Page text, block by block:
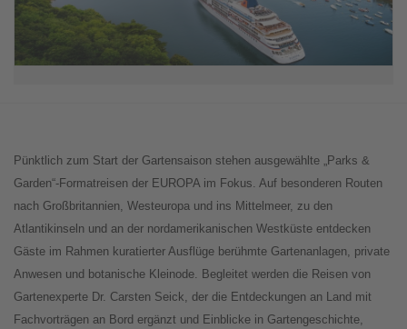
Pünktlich zum Start der Gartensaison stehen ausgewählte „Parks &
Garden“-Formatreisen der EUROPA im Fokus. Auf besonderen Routen
nach Großbritannien, Westeuropa und ins Mittelmeer, zu den
Atlantikinseln und an der nordamerikanischen Westküste entdecken
Gäste im Rahmen kuratierter Ausflüge berühmte Gartenanlagen, private
Anwesen und botanische Kleinode. Begleitet werden die Reisen von
Gartenexperte Dr. Carsten Seick, der die Entdeckungen an Land mit
Fachvorträgen an Bord ergänzt und Einblicke in Gartengeschichte,